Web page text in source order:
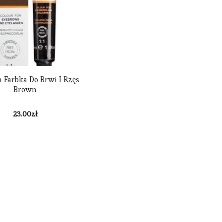
Do Brwi I Rzęs
Brown
23.00zł